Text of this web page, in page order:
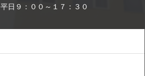
平日９：００～１７：３０